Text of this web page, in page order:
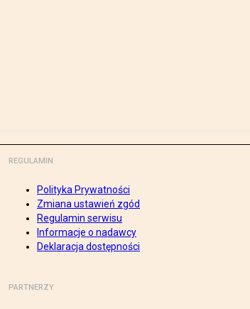
REGULAMIN
Polityka Prywatności
Zmiana ustawień zgód
Regulamin serwisu
Informacje o nadawcy
Deklaracja dostępności
PARTNERZY